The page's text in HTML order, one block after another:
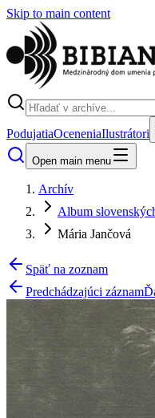
Skip to main content
PodujatiaOceneniaIlustrátori
Open main menu
Archív
Album
Mária Jančová
Späť na zoznam
Predchádzajúci záznam